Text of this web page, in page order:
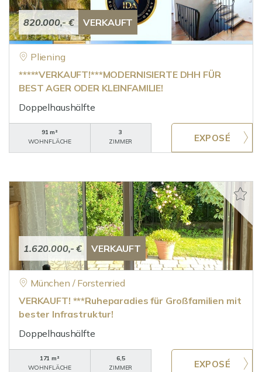
820.000,- € VERKAUFT
Pliening
*****VERKAUFT!***MODERNISIERTE DHH FÜR
BEST AGER ODER KLEINFAMILIE!
Doppelhaushälfte
91 m²
WOHNFLÄCHE
3
ZIMMER
1.620.000,- € VERKAUFT
München / Forstenried
VERKAUFT! ***Ruheparadies für Großfamilien mit
bester Infrastruktur!
Doppelhaushälfte
171 m²
WOHNFLÄCHE
6,5
ZIMMER